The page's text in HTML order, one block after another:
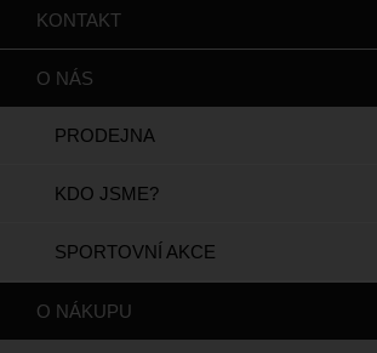
KONTAKT
O NÁS
PRODEJNA
KDO JSME?
SPORTOVNÍ AKCE
O NÁKUPU